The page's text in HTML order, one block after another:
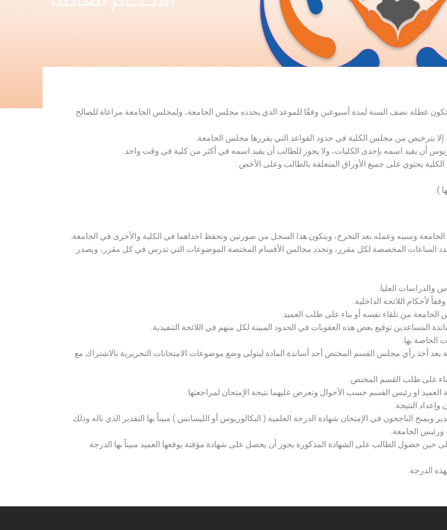
وتكون عطلة نصف السنة لمدة أسبوعين وفقًا للموعد الذي يحدده مجلس الجامعة، ولمجلس الجامعة مراعاة للصالح
إلا بترخيص من مجلس الكلية في حدود القواعد التي يقررها مجلس الجامعة.
أن يقيد اسمه بإحدى الكليات، ولا يجوز للطالب أن يقيد اسمه في أكثر من كلية في وقت واحد.
يحتوي على جميع الأوراق المتعلقة بالطالب وعلى الأخص :
).
وسببه وعمله بعد التخرج، ويتكون هذا السجل من صورتين وتحفظ احداهما في الكلية والأخرى في الجامعة.
وعدد الساعات المخصصة لكل مقرر، وتحدد مجالس الأقسام المختصة الموضوعات التي تدرس في كل مقرر، ويصدر
والدراسات العليا.
لأحكام اللائحة الداخلية.
من تلقاء نفسه أو بناء على طلب العميد.
المساعدين توقيع بعض هذه العقوبات في الحدود المبينة لكل منهم في اللائحة التنفيذية.
الخاصة بها.
بعد أخذ رأي مجلس القسم المختص أحد أساتذة المادة ليتولى وضع موضوعات الامتحانات التحريرية بالاشتراك مع
على طلب القسم المختص.
او رئيس القسم حسب الأحوال وتعرض عليهما نتيجة الإمتحان لمراجعتها.
النتيجة.
ويمنح الناجحون في الإمتحان شهادة الدرجة العلمية ( البكالوريوس أو الليسانس ) مبيناً بها التقدير الذي ناله وذلك
ورئيس الجامعة.
حصول الطالب على الشهادة المذكورة يجوز أن يحصل على شهادة مؤقتة يوقعها العميد مبيناً بها الدرجة
الدرجة.